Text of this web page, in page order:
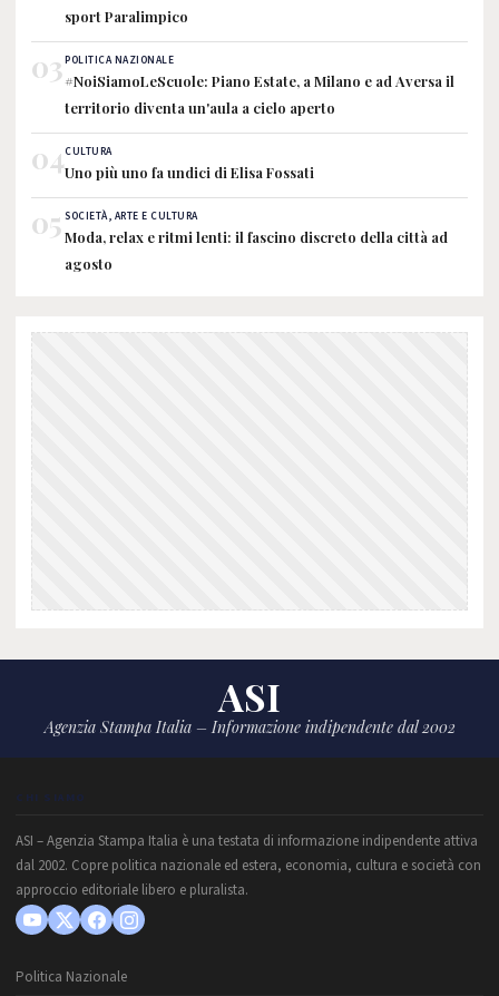
sport Paralimpico
03POLITICA NAZIONALE
#NoiSiamoLeScuole: Piano Estate, a Milano e ad Aversa il
territorio diventa un'aula a cielo aperto
04CULTURA
Uno più uno fa undici di Elisa Fossati
05 SOCIETÀ, ARTE E CULTURA
Moda, relax e ritmi lenti: il fascino discreto della città ad
agosto
ASI
Agenzia Stampa Italia – Informazione indipendente dal 2002
CHI SIAMO
ASI – Agenzia Stampa Italia è una testata di informazione indipendente attiva
dal 2002. Copre politica nazionale ed estera, economia, cultura e società con
approccio editoriale libero e pluralista.
Politica Nazionale